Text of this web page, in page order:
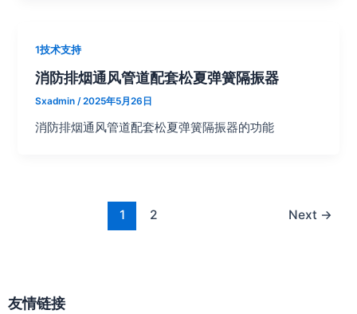
1技术支持
消防排烟通风管道配套松夏弹簧隔振器
Sxadmin/2025年5月26日
消防排烟通风管道配套松夏弹簧隔振器的功能
1 2 Next →
友情链接